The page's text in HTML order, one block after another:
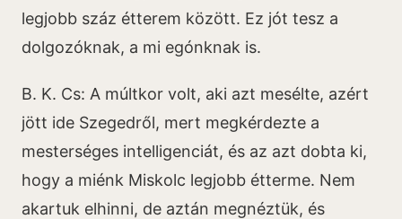
legjobb száz étterem között. Ez jót tesz a
dolgozóknak, a mi egónknak is.
B. K. Cs: A múltkor volt, aki azt mesélte, azért
jött ide Szegedről, mert megkérdezte a
mesterséges intelligenciát, és az azt dobta ki,
hogy a miénk Miskolc legjobb étterme. Nem
akartuk elhinni, de aztán megnéztük, és